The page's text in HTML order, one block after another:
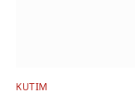
KUTIM